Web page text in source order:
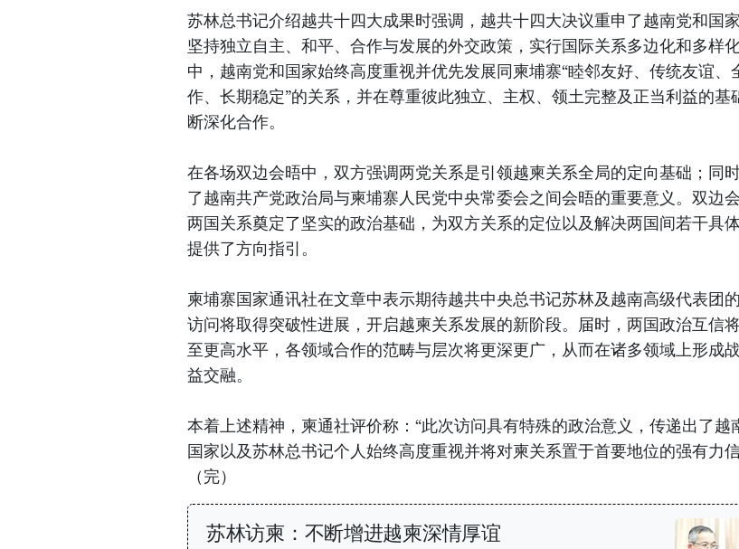
苏林总书记介绍越共十四大成果时强调，越共十四大决议重申了越南党和国
坚持独立自主、和平、合作与发展的外交政策，实行国际关系多边化和多样
中，越南党和国家始终高度重视并优先发展同柬埔寨“睦邻友好、传统友谊、
作、长期稳定”的关系，并在尊重彼此独立、主权、领土完整及正当利益的基
断深化合作。
在各场双边会晤中，双方强调两党关系是引领越柬关系全局的定向基础；同
了越南共产党政治局与柬埔寨人民党中央常委会之间会晤的重要意义。双边
两国关系奠定了坚实的政治基础，为双方关系的定位以及解决两国间若干具
提供了方向指引。
柬埔寨国家通讯社在文章中表示期待越共中央总书记苏林及越南高级代表团
访问将取得突破性进展，开启越柬关系发展的新阶段。届时，两国政治互信
至更高水平，各领域合作的范畴与层次将更深更广，从而在诸多领域上形成
益交融。
本着上述精神，柬通社评价称：“此次访问具有特殊的政治意义，传递出了越
国家以及苏林总书记个人始终高度重视并将对柬关系置于首要地位的强有力
（完）
苏林访柬：不断增进越柬深情厚谊